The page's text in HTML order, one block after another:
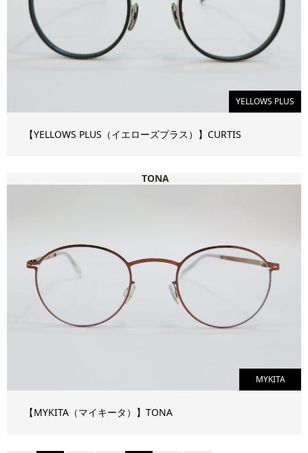
YELLOWS PLUS
【YELLOWS PLUS（イエローズプラス）】CURTIS
TONA
MYKITA
【MYKITA（マイキータ）】TONA